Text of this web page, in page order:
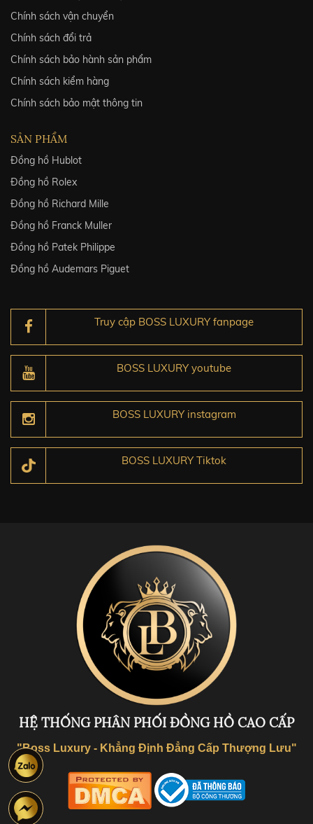
Chính sách vận chuyển
Chính sách đổi trả
Chính sách bảo hành sản phẩm
Chính sách kiểm hàng
Chính sách bảo mật thông tin
SẢN PHẨM
Đồng hồ Hublot
Đồng hồ Rolex
Đồng hồ Richard Mille
Đồng hồ Franck Muller
Đồng hồ Patek Philippe
Đồng hồ Audemars Piguet
Truy cập BOSS LUXURY fanpage
BOSS LUXURY youtube
BOSS LUXURY instagram
BOSS LUXURY Tiktok
HỆ THỐNG PHÂN PHỐI ĐỒNG HỒ CAO CẤP
"Boss Luxury - Khẳng Định Đẳng Cấp Thượng Lưu"